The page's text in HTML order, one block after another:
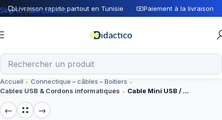
Livraison rapide partout en Tunisie Paiement à la livraison
Skip to main content
Accueil
Connectique – câbles – Boitiers
Cables USB & Cordons informatiques
Cable Mini USB / USB 0.5m Bleu pour arduino nano